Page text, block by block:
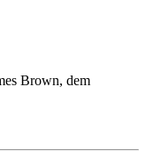
Brown, dem